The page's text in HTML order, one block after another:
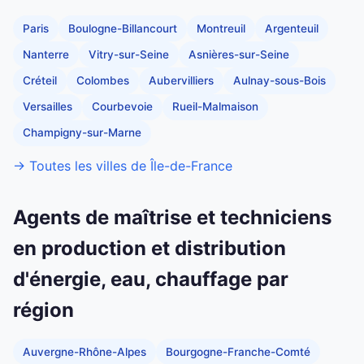
Paris Boulogne-Billancourt Montreuil Argenteuil
Nanterre Vitry-sur-Seine Asnières-sur-Seine
Créteil Colombes Aubervilliers Aulnay-sous-Bois
Versailles Courbevoie Rueil-Malmaison
Champigny-sur-Marne
→ Toutes les villes de Île-de-France
Agents de maîtrise et techniciens
en production et distribution
d'énergie, eau, chauffage par
région
Auvergne-Rhône-Alpes Bourgogne-Franche-Comté